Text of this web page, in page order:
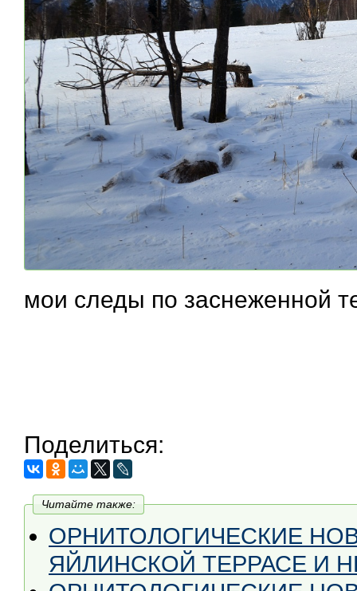
мои следы по заснеженной
Поделиться:
Читайте также:
ОРНИТОЛОГИЧЕСКИЕ
ЯЙЛИНСКОЙ ТЕРРАСЕ И